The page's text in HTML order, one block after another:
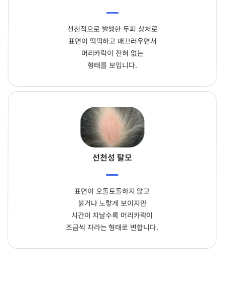
선천적으로 발생한 두피 상처로
표면이 딱딱하고 매끄러우면서
머리카락이 전혀 없는
형태를 보입니다.
선천성 탈모
표면이 오돌토돌하지 않고
붉거나 노랗게 보이지만
시간이 지날수록 머리카락이
조금씩 자라는 형태로 변합니다.